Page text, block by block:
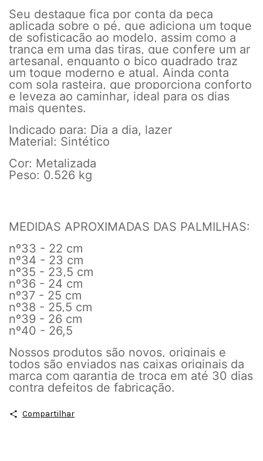
Seu destaque fica por conta da peça
aplicada sobre o pé, que adiciona um toque
de sofisticação ao modelo, assim como a
trança em uma das tiras, que confere um ar
artesanal, enquanto o bico quadrado traz
um toque moderno e atual. Ainda conta
com sola rasteira, que proporciona conforto
e leveza ao caminhar, ideal para os dias
mais quentes.
Indicado para: Dia a dia, lazer
Material: Sintético
Cor: Metalizada
Peso: 0.526 kg
MEDIDAS APROXIMADAS DAS PALMILHAS:
nº33 - 22 cm
nº34 - 23 cm
nº35 - 23,5 cm
nº36 - 24 cm
nº37 - 25 cm
nº38 - 25,5 cm
nº39 - 26 cm
nº40 - 26,5
Nossos produtos são novos, originais e
todos são enviados nas caixas originais da
marca com garantia de troca em até 30 dias
contra defeitos de fabricação.
Compartilhar